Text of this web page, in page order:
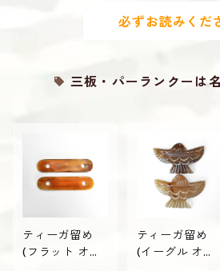
必ずお読みくだ
三板・パーランクーは
ティーガ留め
(フラット オラ
ティーガ留め
(イーグル オラ